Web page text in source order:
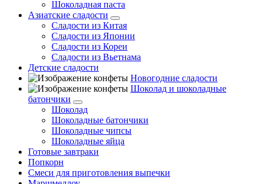
Шоколадная паста
Азиатские сладости
Сладости из Китая
Сладости из Японии
Сладости из Кореи
Сладости из Вьетнама
Детские сладости
Новогодние сладости
Шоколад и шоколадные
батончики
Шоколад
Шоколадные батончики
Шоколадные чипсы
Шоколадные яйца
Готовые завтраки
Попкорн
Смеси для приготовления выпечки